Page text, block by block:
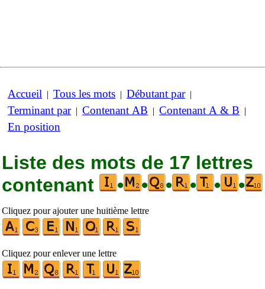
Accueil | Tous les mots | Débutant par|
Terminant par| Contenant AB | Contenant A & B |
En position
Liste des mots de 17 lettres
contenant
• • • • • •
Cliquez pour ajouter une huitième lettre
Cliquez pour enlever une lettre